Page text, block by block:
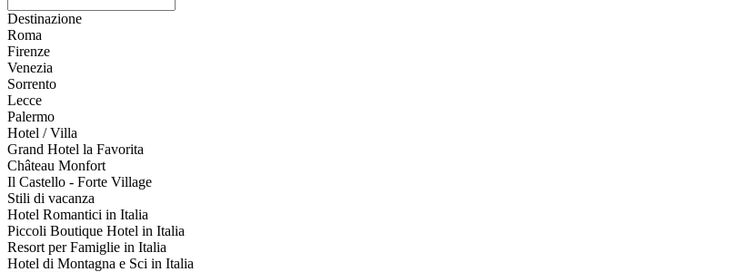
Destinazione
Roma
Firenze
Venezia
Sorrento
Lecce
Palermo
Hotel / Villa
Grand Hotel la Favorita
Château Monfort
Il Castello - Forte Village
Stili di vacanza
Hotel Romantici in Italia
Piccoli Boutique Hotel in Italia
Resort per Famiglie in Italia
Hotel di Montagna e Sci in Italia